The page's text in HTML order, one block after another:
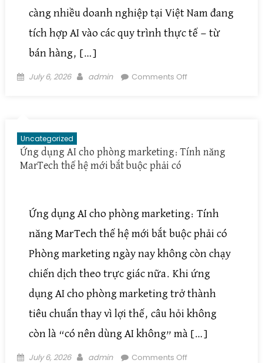
càng nhiều doanh nghiệp tại Việt Nam đang
tích hợp AI vào các quy trình thực tế — từ
bán hàng, […]
Posted on
July 6, 2026 Author
admin Comments Offon Chuyển đổi số
vận hành
Uncategorized
Ứng dụng AI cho phòng marketing: Tính năng
MarTech thế hệ mới bắt buộc phải có
Ứng dụng AI cho phòng marketing: Tính
năng MarTech thế hệ mới bắt buộc phải có
Phòng marketing ngày nay không còn chạy
chiến dịch theo trực giác nữa. Khi ứng
dụng AI cho phòng marketing trở thành
tiêu chuẩn thay vì lợi thế, câu hỏi không
còn là “có nên dùng AI không” mà […]
Posted on
July 6, 2026 Author
admin Comments Offon Ứng dụng AI